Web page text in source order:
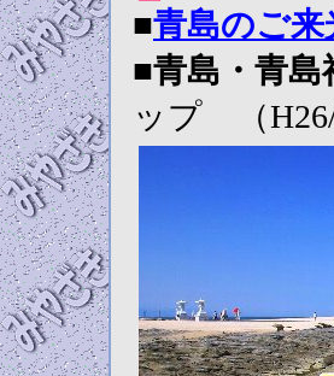
■青島のご来
■青島・青
ップ （H26/